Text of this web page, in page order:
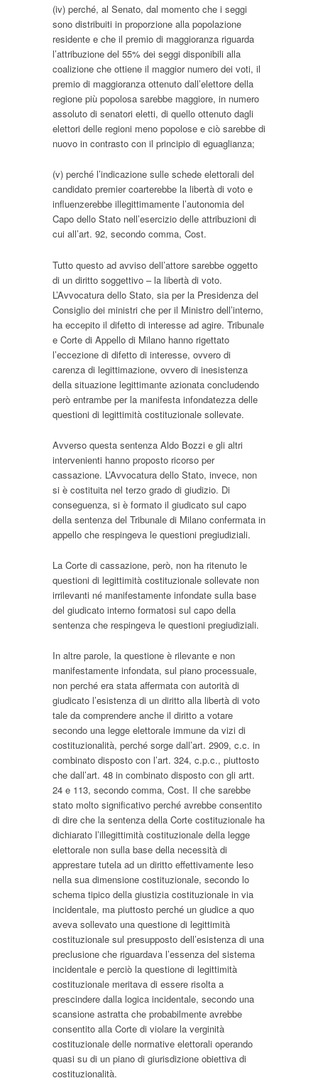
(iv) perché, al Senato, dal momento che i seggi
sono distribuiti in proporzione alla popolazione
residente e che il premio di maggioranza riguarda
l’attribuzione del 55% dei seggi disponibili alla
coalizione che ottiene il maggior numero dei voti, il
premio di maggioranza ottenuto dall’elettore della
regione più popolosa sarebbe maggiore, in numero
assoluto di senatori eletti, di quello ottenuto dagli
elettori delle regioni meno popolose e ciò sarebbe di
nuovo in contrasto con il principio di eguaglianza;
(v) perché l’indicazione sulle schede elettorali del
candidato premier coarterebbe la libertà di voto e
influenzerebbe illegittimamente l’autonomia del
Capo dello Stato nell’esercizio delle attribuzioni di
cui all’art. 92, secondo comma, Cost.
Tutto questo ad avviso dell’attore sarebbe oggetto
di un diritto soggettivo – la libertà di voto.
L’Avvocatura dello Stato, sia per la Presidenza del
Consiglio dei ministri che per il Ministro dell’interno,
ha eccepito il difetto di interesse ad agire. Tribunale
e Corte di Appello di Milano hanno rigettato
l’eccezione di difetto di interesse, ovvero di
carenza di legittimazione, ovvero di inesistenza
della situazione legittimante azionata concludendo
però entrambe per la manifesta infondatezza delle
questioni di legittimità costituzionale sollevate.
Avverso questa sentenza Aldo Bozzi e gli altri
intervenienti hanno proposto ricorso per
cassazione. L’Avvocatura dello Stato, invece, non
si è costituita nel terzo grado di giudizio. Di
conseguenza, si è formato il giudicato sul capo
della sentenza del Tribunale di Milano confermata in
appello che respingeva le questioni pregiudiziali.
La Corte di cassazione, però, non ha ritenuto le
questioni di legittimità costituzionale sollevate non
irrilevanti né manifestamente infondate sulla base
del giudicato interno formatosi sul capo della
sentenza che respingeva le questioni pregiudiziali.
In altre parole, la questione è rilevante e non
manifestamente infondata, sul piano processuale,
non perché era stata affermata con autorità di
giudicato l’esistenza di un diritto alla libertà di voto
tale da comprendere anche il diritto a votare
secondo una legge elettorale immune da vizi di
costituzionalità, perché sorge dall’art. 2909, c.c. in
combinato disposto con l’art. 324, c.p.c., piuttosto
che dall’art. 48 in combinato disposto con gli artt.
24 e 113, secondo comma, Cost. Il che sarebbe
stato molto significativo perché avrebbe consentito
di dire che la sentenza della Corte costituzionale ha
dichiarato l’illegittimità costituzionale della legge
elettorale non sulla base della necessità di
apprestare tutela ad un diritto effettivamente leso
nella sua dimensione costituzionale, secondo lo
schema tipico della giustizia costituzionale in via
incidentale, ma piuttosto perché un giudice a quo
aveva sollevato una questione di legittimità
costituzionale sul presupposto dell’esistenza di una
preclusione che riguardava l’essenza del sistema
incidentale e perciò la questione di legittimità
costituzionale meritava di essere risolta a
prescindere dalla logica incidentale, secondo una
scansione astratta che probabilmente avrebbe
consentito alla Corte di violare la verginità
costituzionale delle normative elettorali operando
quasi su di un piano di giurisdizione obiettiva di
costituzionalità.